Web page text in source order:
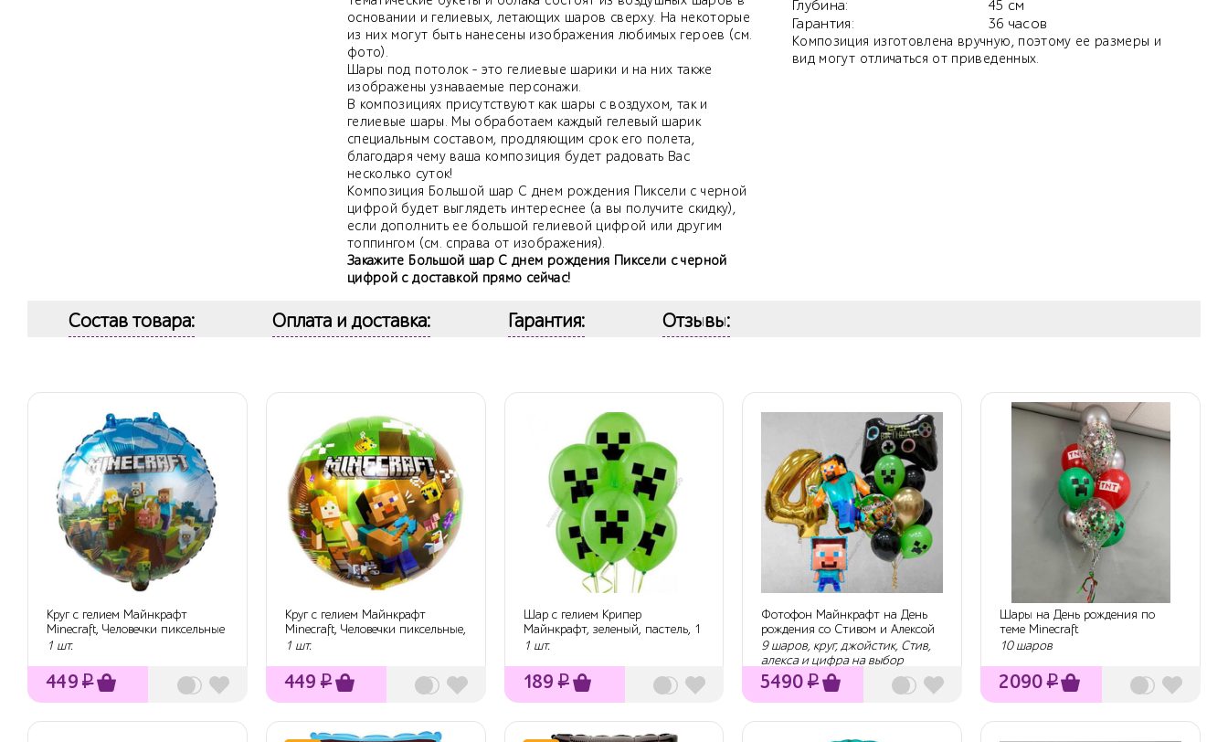
основании и гелиевых, летающих шаров сверху. На некоторые
из них могут быть нанесены изображения любимых героев (см.
фото).
Шары под потолок - это гелиевые шарики и на них также
изображены узнаваемые персонажи.
В композициях присутствуют как шары с воздухом, так и
гелиевые шары. Мы обработаем каждый гелевый шарик
специальным составом, продляющим срок его полета,
благодаря чему ваша композиция будет радовать Вас
несколько суток!
Композиция Большой шар С днем рождения Пиксели с черной
цифрой будет выглядеть интереснее (а вы получите скидку),
если дополнить ее большой гелиевой цифрой или другим
топпингом (см. справа от изображения).
Закажите Большой шар С днем рождения Пиксели с черной
цифрой с доставкой прямо сейчас!
Глубина:
Гарантия:
45 см
36 часов
Композиция изготовлена вручную, поэтому ее размеры и
вид могут отличаться от приведенных.
Состав товара: Оплата и доставка: Гарантия: Отзывы:
Круг с гелием Майнкрафт
Minecraft, Человечки пиксельные
в горо...
1 шт.
449 ₽
Круг с гелием Майнкрафт
Minecraft, Человечки пиксельные,
46 см.
1 шт.
449 ₽
Шар с гелием Крипер
Майнкрафт, зеленый, пастель, 1
ст, 30 см.
1 шт.
189 ₽
Фотофон Майнкрафт на День
рождения со Стивом и Алексой
9 шаров, круг, джойстик, Стив,
алекса и цифра на выбор
5490₽
Шары на День рождения по
теме Minecraft
10 шаров
2090₽